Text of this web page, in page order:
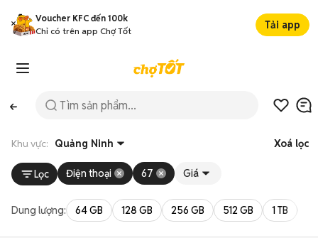
Voucher KFC đến 100k
Chỉ có trên app Chợ Tốt
Tải app
Khu vực: Quảng Ninh Xoá lọc
Lọc Điện thoại 67 Giá
Dung lượng: 64 GB 128 GB 256 GB 512 GB 1 TB